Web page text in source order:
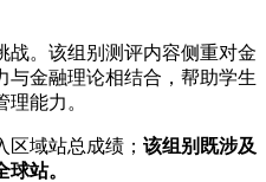
战。该组别测评内容侧重对金
与金融理论相结合，帮助学生
能力。
域站总成绩； 该组别既涉及
站。